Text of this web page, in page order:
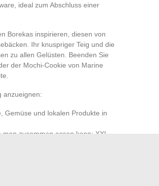
ideal zum Abschluss einer
Borekas inspirieren, diesen von
Ihr knuspriger Teig und die
zu allen Gelüsten. Beenden Sie
der Mochi-Cookie von Marine
anzueignen:
Gemüse und lokalen Produkte in
zusammen essen kann: XXL-